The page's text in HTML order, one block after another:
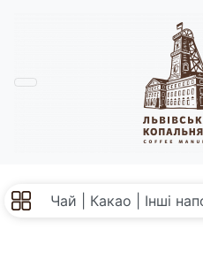
Чай |